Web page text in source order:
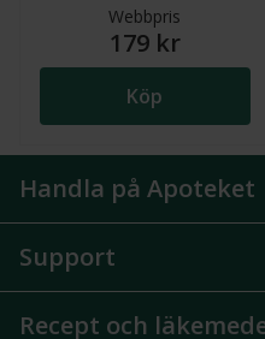
Webbpris
179 kr
Köp
Handla på Apoteket
Support
Recept och